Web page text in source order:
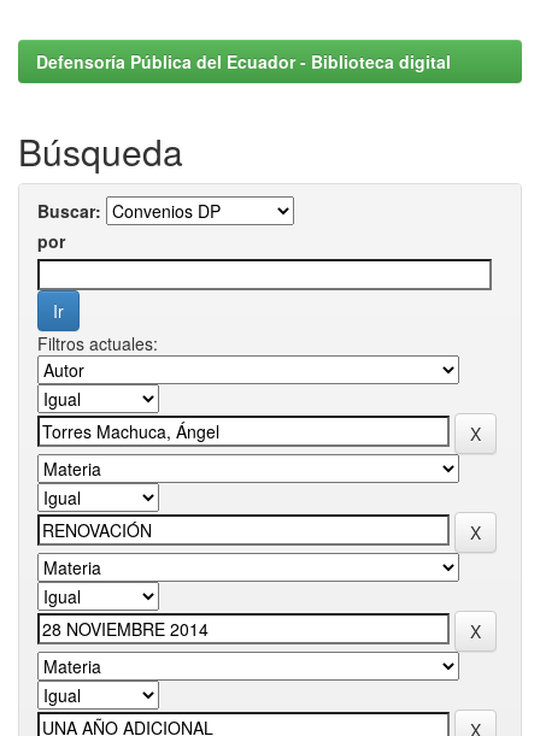
Defensoría Pública del Ecuador - Biblioteca digital
Búsqueda
Buscar:
por
Filtros actuales: